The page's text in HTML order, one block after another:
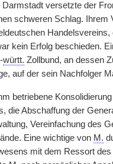
versetzte der
schweren Schlag. Ihrem
Handelsvereins,
kein Erfolg beschieden.
-württ. Zollbund, an dessen
auf der sein Nachfolger
betriebene
die Abschaffung der
Vereinfachung des
Eine wichtige von M.
mit dem Ressort